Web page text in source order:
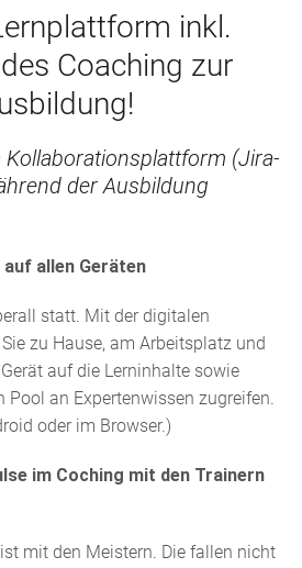
inkl.
Coaching zur
(Jira-
der Ausbildung
auf allen Geräten
statt. Mit der digitalen
zu Hause, am Arbeitsplatz und
auf die Lerninhalte sowie
an Expertenwissen zugreifen.
oder im Browser.)
im Coching mit den Trainern
mit den Meistern. Die fallen nicht